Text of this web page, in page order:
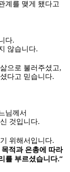
계를 맺게 됐다고
다.
않습니다.
으로 불러주셨고,
다고 믿습니다.
님께서
것입니다.
위해서입니다.
적과 은총에 따라
를 부르셨습니다.”